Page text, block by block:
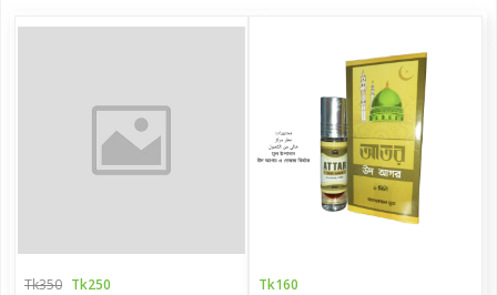
Tk350 Tk250 Tk160